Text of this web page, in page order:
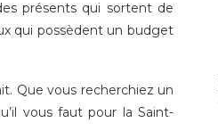
présents qui sortent de
qui possèdent un budget
Que vous recherchiez un
vous faut pour la Saint-